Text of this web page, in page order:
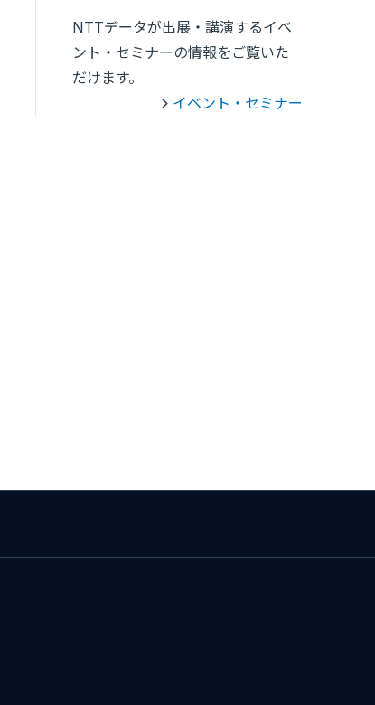
NTTデータが出展・講演するイベ
ント・セミナーの情報をご覧いた
だけます。
イベント・セミナー